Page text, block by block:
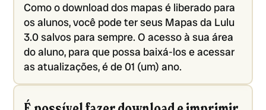
Como o download dos mapas é liberado para
os alunos, você pode ter seus Mapas da Lulu
3.0 salvos para sempre. O acesso à sua área
do aluno, para que possa baixá-los e acessar
as atualizações, é de 01 (um) ano.